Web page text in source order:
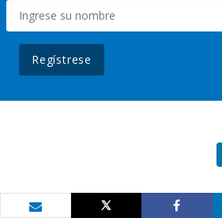
Regístrese